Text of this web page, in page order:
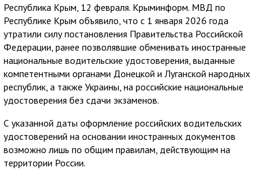
Республика Крым, 12 февраля. Крыминформ. МВД по
Республике Крым объявило, что с 1 января 2026 года
утратили силу постановления Правительства Российской
Федерации, ранее позволявшие обменивать иностранные
национальные водительские удостоверения, выданные
компетентными органами Донецкой и Луганской народных
республик, а также Украины, на российские национальные
удостоверения без сдачи экзаменов.
С указанной даты оформление российских водительских
удостоверений на основании иностранных документов
возможно лишь по общим правилам, действующим на
территории России.